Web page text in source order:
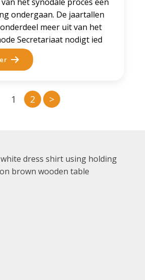
ondergaan. De jaartallen
meer uit van het
Secretariaat nodigt ied
1 2 >